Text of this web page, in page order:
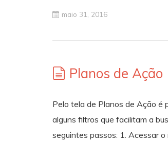
maio 31, 2016
Planos de Ação
Pelo tela de Planos de Ação é
alguns filtros que facilitam a
seguintes passos: 1. Acessar